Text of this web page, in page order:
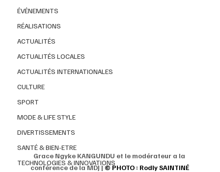
ÉVÉNEMENTS
RÉALISATIONS
ACTUALITÉS
ACTUALITÉS LOCALES
ACTUALITÉS INTERNATIONALES
CULTURE
SPORT
MODE & LIFE STYLE
DIVERTISSEMENTS
SANTÉ & BIEN-ETRE
TECHNOLOGIES & INNOVATIONS
Grace Ngyke KANGUNDU et le modérateur a la
conférence de la MDJ | © PHOTO : Rodly SAINTINÉ